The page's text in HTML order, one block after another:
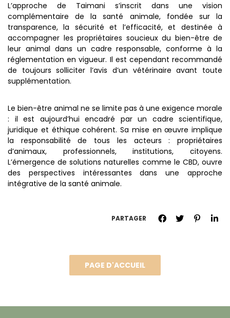
L’approche de Taimani s’inscrit dans une vision
complémentaire de la santé animale, fondée sur la
transparence, la sécurité et l’efficacité, et destinée à
accompagner les propriétaires soucieux du bien-être de
leur animal dans un cadre responsable, conforme à la
réglementation en vigueur. Il est cependant recommandé
de toujours solliciter l’avis d’un vétérinaire avant toute
supplémentation.
Le bien-être animal ne se limite pas à une exigence morale
: il est aujourd’hui encadré par un cadre scientifique,
juridique et éthique cohérent. Sa mise en œuvre implique
la responsabilité de tous les acteurs : propriétaires
d’animaux, professionnels, institutions, citoyens.
L’émergence de solutions naturelles comme le CBD, ouvre
des perspectives intéressantes dans une approche
intégrative de la santé animale.
PARTAGER